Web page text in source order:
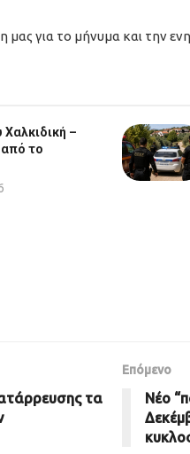
μας για το μήνυμα και την
–
το
τα
Επόμενο
Νέο